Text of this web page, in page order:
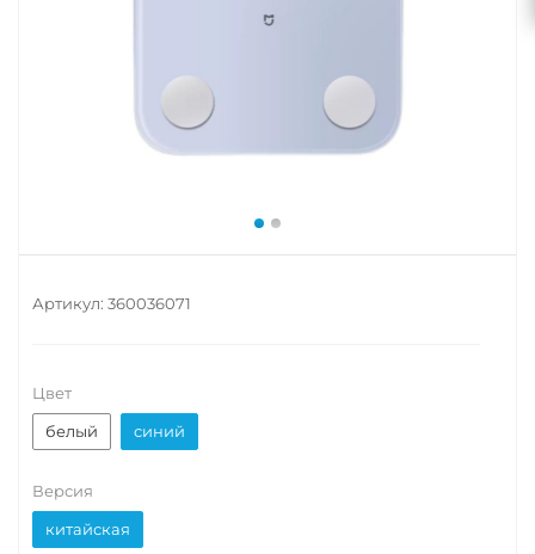
Артикул: 360036071
Цвет
белый
синий
Версия
китайская